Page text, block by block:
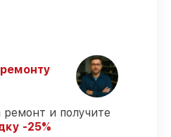
восстановления
починки холодильника
с клиентом.
– все
проводятся с
и получите
-25%